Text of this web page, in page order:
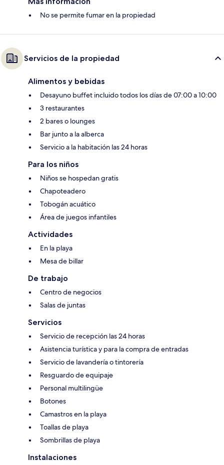
No se permite fumar en la propiedad
Servicios de la propiedad
Alimentos y bebidas
Desayuno buffet incluido todos los días de 07:00 a 10:00
3 restaurantes
2 bares o lounges
Bar junto a la alberca
Servicio a la habitación las 24 horas
Para los niños
Niños se hospedan gratis
Chapoteadero
Tobogán acuático
Área de juegos infantiles
Actividades
En la playa
Mesa de billar
De trabajo
Centro de negocios
Salas de juntas
Servicios
Servicio de recepción las 24 horas
Asistencia turística y para la compra de entradas
Servicio de lavandería o tintorería
Resguardo de equipaje
Personal multilingüe
Botones
Camastros en la playa
Toallas de playa
Sombrillas de playa
Instalaciones